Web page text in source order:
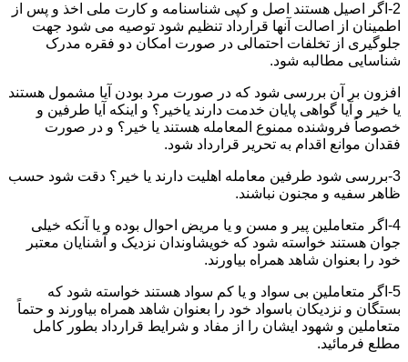
2-اگر اصیل هستند اصل و کپی شناسنامه و کارت ملی اخذ و پس از
اطمینان از اصالت آنها قرارداد تنظیم شود توصیه می شود جهت
جلوگیری از تخلفات احتمالی در صورت امکان دو فقره مدرک
شناسایی مطالبه شود.
افزون بر آن بررسی شود که در صورت مرد بودن آیا مشمول هستند
یا خیر و آیا گواهی پایان خدمت دارند یاخیر؟ و اینکه آیا طرفین و
خصوصاً فروشنده ممنوع المعامله هستند یا خیر؟ و در صورت
فقدان موانع اقدام به تحریر قرارداد شود.
3-بررسی شود طرفین معامله اهلیت دارند یا خیر؟ دقت شود حسب
ظاهر سفیه و مجنون نباشند.
4-اگر متعاملین پیر و مسن و یا مریض احوال بوده و یا آنکه خیلی
جوان هستند خواسته شود که خویشاوندان نزدیک و آشنایان معتبر
خود را بعنوان شاهد همراه بیاورند.
5-اگر متعاملین بی سواد و یا کم سواد هستند خواسته شود که
بستگان و نزدیکان باسواد خود را بعنوان شاهد همراه بیاورند و حتماً
متعاملین و شهود ایشان را از مفاد و شرایط قرارداد بطور کامل
مطلع فرمائید.